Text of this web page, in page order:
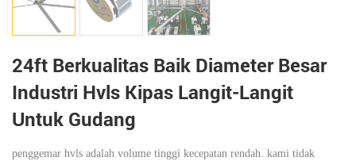
24ft Berkualitas Baik Diameter Besar
Industri Hvls Kipas Langit-Langit
Untuk Gudang
penggemar hvls adalah volume tinggi kecepatan rendah. kami tidak